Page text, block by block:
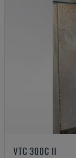
VTC 300C II